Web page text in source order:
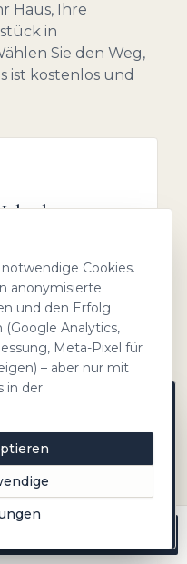
Haus, Ihre
in
Sie den Weg,
ist kostenlos und
nach
Ihre Immobilie
Vergleichswerten
Nachbarorten.
und
– direkt vor Ort.
zuhause
und
mit regionalen
Instagram
Einblicke hinter die
allen anderen –
Cookies.
anonymisierte
und den Erfolg
Analytics,
Meta-Pixel für
– aber nur mit
in der